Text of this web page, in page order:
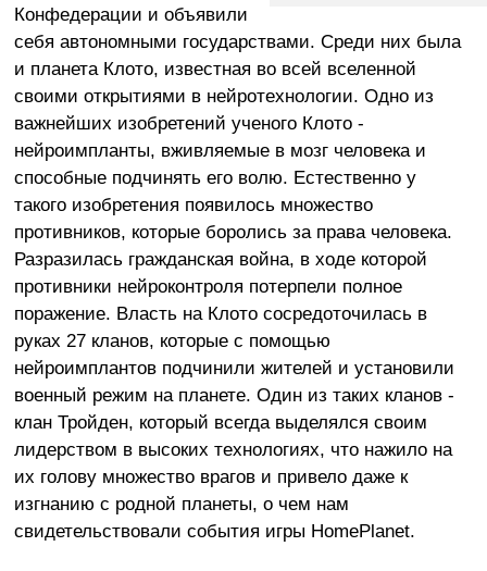
Конфедерации и объявили
себя автономными государствами. Среди них была
и планета Клото, известная во всей вселенной
своими открытиями в нейротехнологии. Одно из
важнейших изобретений ученого Клото -
нейроимпланты, вживляемые в мозг человека и
способные подчинять его волю. Естественно у
такого изобретения появилось множество
противников, которые боролись за права человека.
Разразилась гражданская война, в ходе которой
противники нейроконтроля потерпели полное
поражение. Власть на Клото сосредоточилась в
руках 27 кланов, которые с помощью
нейроимплантов подчинили жителей и установили
военный режим на планете. Один из таких кланов -
клан Тройден, который всегда выделялся своим
лидерством в высоких технологиях, что нажило на
их голову множество врагов и привело даже к
изгнанию с родной планеты, о чем нам
свидетельствовали события игры HomePlanet.